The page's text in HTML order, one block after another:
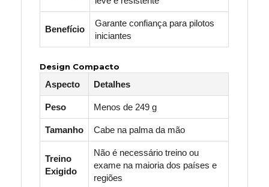
Benefício
Garante confiança para pilotos
iniciantes
Design Compacto
Aspecto Detalhes
Peso Menos de 249 g
Tamanho Cabe na palma da mão
Treino
Exigido
Não é necessário treino ou
exame na maioria dos países e
regiões